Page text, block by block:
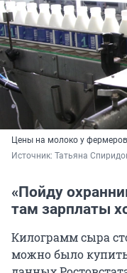
Цены на молоко у
Источник: Татьяна
«Пойду
там зарплаты
Килограмм сыра
можно было купить